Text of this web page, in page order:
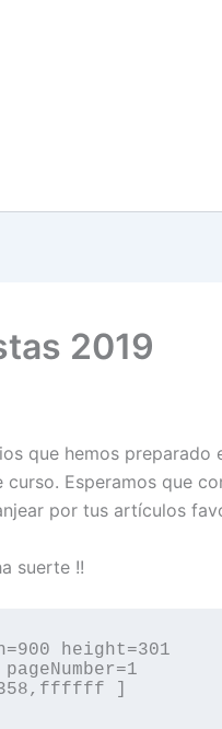
2019
que hemos preparado
Esperamos que
por tus artículos
suerte !!
height=301
]